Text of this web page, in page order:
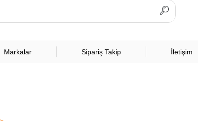
Markalar Sipariş Takip İletişim